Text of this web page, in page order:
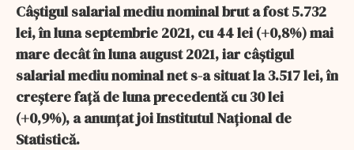
Câştigul salarial mediu nominal brut a fost 5.732
lei, în luna septembrie 2021, cu 44 lei (+0,8%) mai
mare decât în luna august 2021, iar câştigul
salarial mediu nominal net s-a situat la 3.517 lei, în
creştere faţă de luna precedentă cu 30 lei
(+0,9%), a anunţat joi Institutul Naţional de
Statistică.